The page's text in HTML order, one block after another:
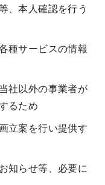
、本人確認を行う
種サービスの情報
社以外の事業者が
るため
立案を行い提供す
知らせ等、必要に